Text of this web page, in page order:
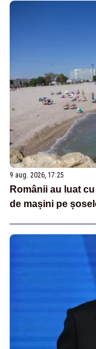
9 aug. 2026, 17:25
Românii au luat
de mașini pe